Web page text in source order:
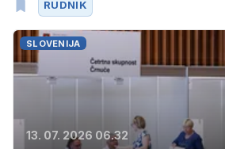
RUDNIK
SLOVENIJA
13. 07. 2026 06.32